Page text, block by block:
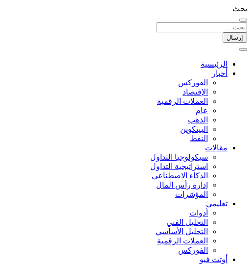
بحث
إرسال
الرئيسية
أخبار
الفوركس
الإقتصاد
العملات الرقمیة
عام
الذهب
البيتكوين
النفط
مقالات
سيكولوجيا التداول
استراتيجية التداول
الذكاء الاصطناعي
إدارة رأس المال
المؤشرات
تعليمي
أدوات
التحليل الفني
التحليل الأساسي
العملات الرقمية
الفوركس
أوتت فيو